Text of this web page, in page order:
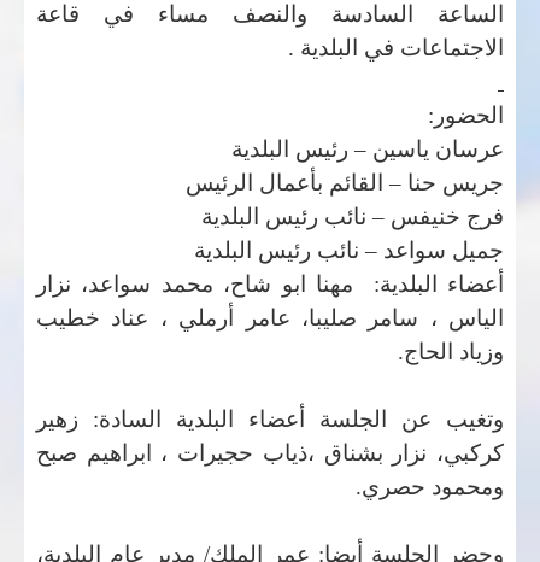
الساعة السادسة والنصف مساء في قاعة
الاجتماعات في البلدية .
الحضور:
عرسان ياسين – رئيس البلدية
جريس حنا – القائم بأعمال الرئيس
فرج خنيفس – نائب رئيس البلدية
جميل سواعد – نائب رئيس البلدية
أعضاء البلدية: مهنا ابو شاح، محمد سواعد، نزار
الياس ، سامر صليبا، عامر أرملي ، عناد خطيب
وزياد الحاج.
وتغيب عن الجلسة أعضاء البلدية السادة: زهير
كركبي، نزار بشناق ،ذياب حجيرات ، ابراهيم صبح
ومحمود حصري.
وحضر الجلسة أيضا: عمر الملك/ مدير عام البلدية،